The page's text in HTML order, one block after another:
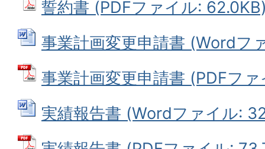
誓約書 (PDFファイル:
事業計画変更申請書 (Wordフ
事業計画変更申請書 (PDFフ
実績報告書 (Wordファイル: